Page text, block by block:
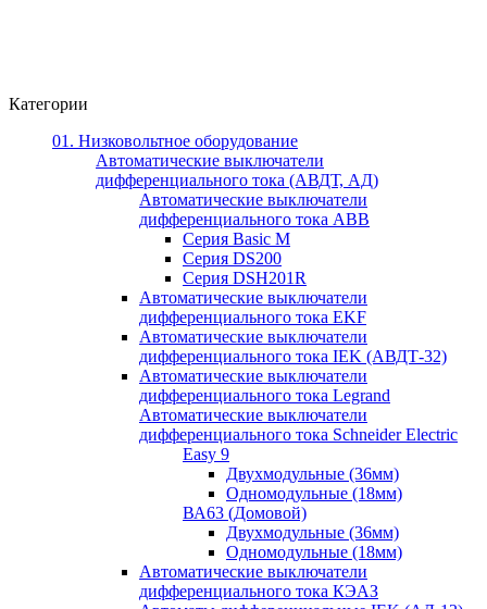
Категории
01. Низковольтное оборудование
Автоматические выключатели
дифференциального тока (АВДТ, АД)
Автоматические выключатели
дифференциального тока ABB
Серия Basic M
Серия DS200
Серия DSH201R
Автоматические выключатели
дифференциального тока EKF
Автоматические выключатели
дифференциального тока IEK (АВДТ-32)
Автоматические выключатели
дифференциального тока Legrand
Автоматические выключатели
дифференциального тока Schneider Electric
Easy 9
Двухмодульные (36мм)
Одномодульные (18мм)
ВА63 (Домовой)
Двухмодульные (36мм)
Одномодульные (18мм)
Автоматические выключатели
дифференциального тока КЭАЗ